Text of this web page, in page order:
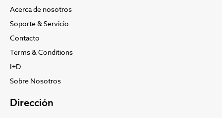
Acerca de nosotros
Soporte & Servicio
Contacto
Terms & Conditions
I+D
Sobre Nosotros
Dirección